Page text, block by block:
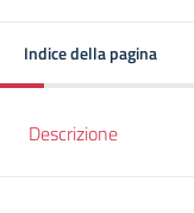
Indice della pagina
Descrizione